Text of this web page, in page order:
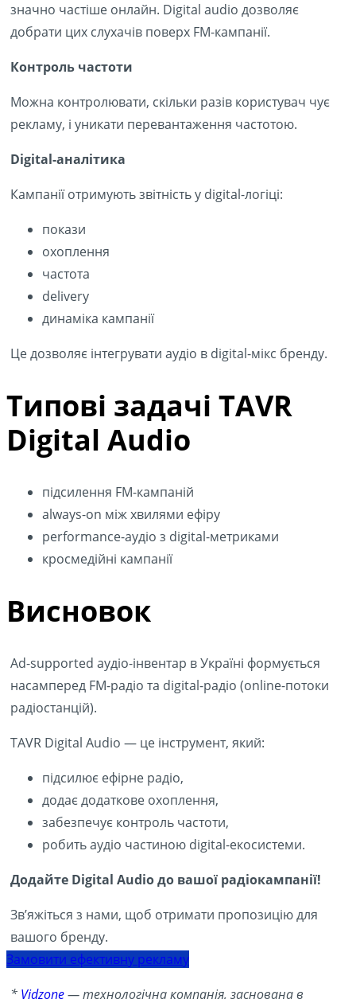
значно частіше онлайн. Digital audio дозволяє
добрати цих слухачів поверх FM-кампанії.
Контроль частоти
Можна контролювати, скільки разів користувач чує
рекламу, і уникати перевантаження частотою.
Digital-аналітика
Кампанії отримують звітність у digital-логіці:
покази
охоплення
частота
delivery
динаміка кампанії
Це дозволяє інтегрувати аудіо в digital-мікс бренду.
Типові задачі TAVR
Digital Audio
підсилення FM-кампаній
always-on між хвилями ефіру
performance-аудіо з digital-метриками
кросмедійні кампанії
Висновок
Ad-supported аудіо-інвентар в Україні формується
насамперед FM-радіо та digital-радіо (online-потоки
радіостанцій).
TAVR Digital Audio — це інструмент, який:
підсилює ефірне радіо,
додає додаткове охоплення,
забезпечує контроль частоти,
робить аудіо частиною digital-екосистеми.
Додайте Digital Audio до вашої радіокампанії!
Зв’яжіться з нами, щоб отримати пропозицію для
вашого бренду.
Замовити ефективну рекламу
* Vidzone— технологічна компанія, заснована в